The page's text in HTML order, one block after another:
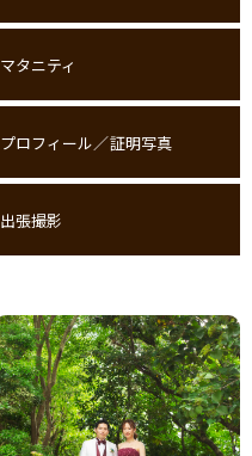
マタニティ
プロフィール／証明写真
出張撮影